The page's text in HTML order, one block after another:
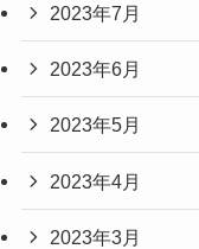
2023年7月
2023年6月
2023年5月
2023年4月
2023年3月